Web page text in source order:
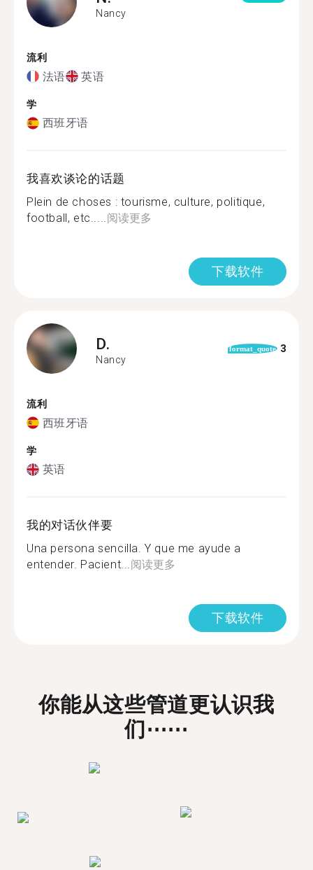
Nancy
流利
法语 英语
学
西班牙语
我喜欢谈论的话题
Plein de choses : tourisme, culture, politique,
football, etc.....阅读更多
下载软件
D.
Nancy
format_quote 3
流利
西班牙语
学
英语
我的对话伙伴要
Una persona sencilla. Y que me ayude a
entender. Pacient...阅读更多
下载软件
你能从这些管道更认识我
们⋯⋯